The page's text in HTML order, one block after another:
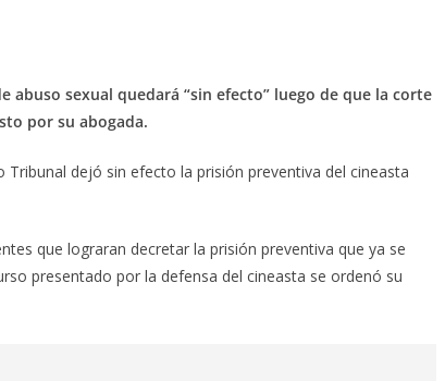
abuso sexual quedará “sin efecto” luego de que la corte
por su abogada.
dejó sin efecto la prisión preventiva del cineasta
que lograran decretar la prisión preventiva que ya se
presentado por la defensa del cineasta se ordenó su